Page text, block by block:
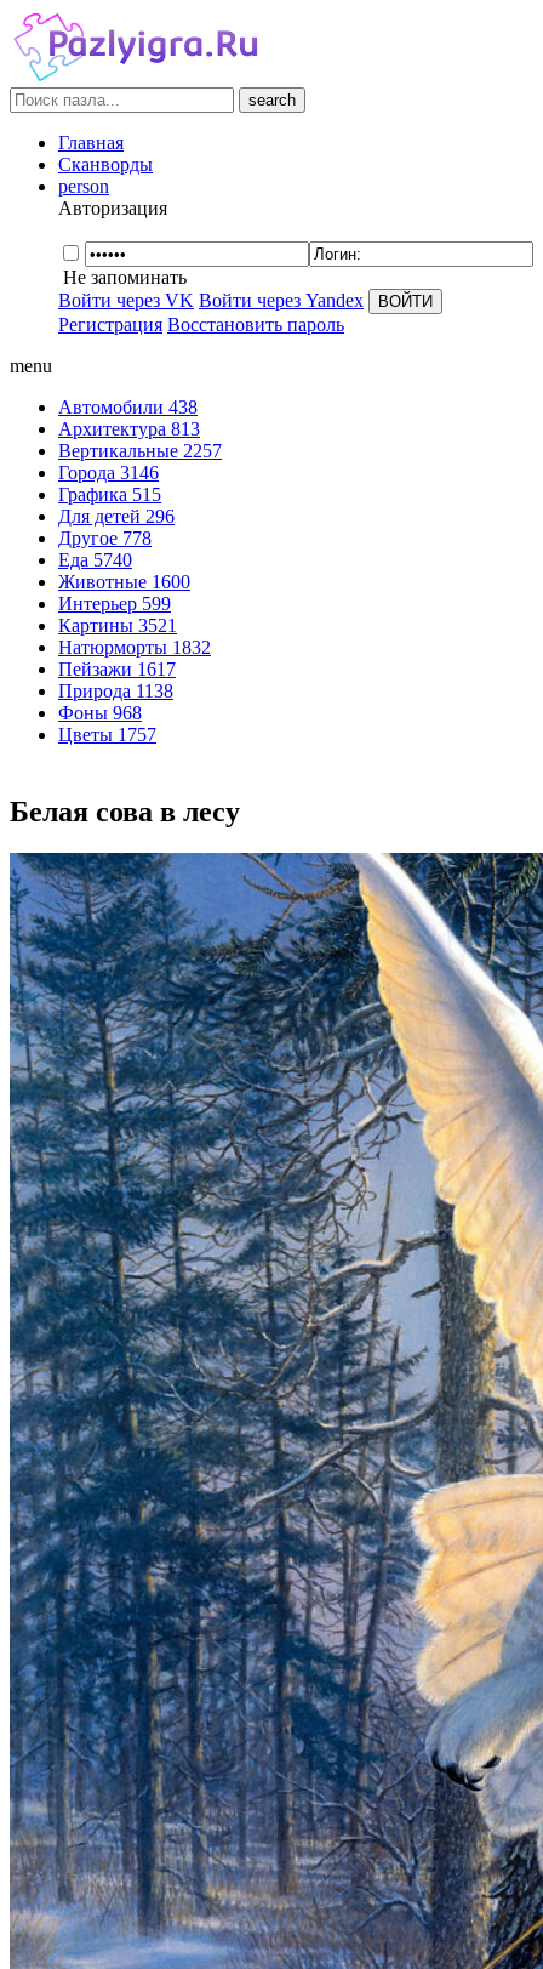
search
Главная
Сканворды
person
Авторизация
Не запоминать
Войти через VK Войти через Yandex
Регистрация Восстановить пароль
menu
Автомобили 438
Архитектура 813
Вертикальные 2257
Города 3146
Графика 515
Для детей 296
Другое 778
Еда 5740
Животные 1600
Интерьер 599
Картины 3521
Натюрморты 1832
Пейзажи 1617
Природа 1138
Фоны 968
Цветы 1757
Белая сова в лесу